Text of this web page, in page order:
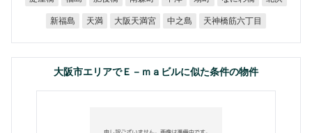
新福島 天満 大阪天満宮 中之島 天神橋筋六丁目
大阪市エリアでＥ－ｍａビルに似た条件の物件